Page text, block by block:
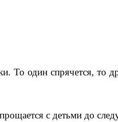
То один спрячется, то
с детьми до